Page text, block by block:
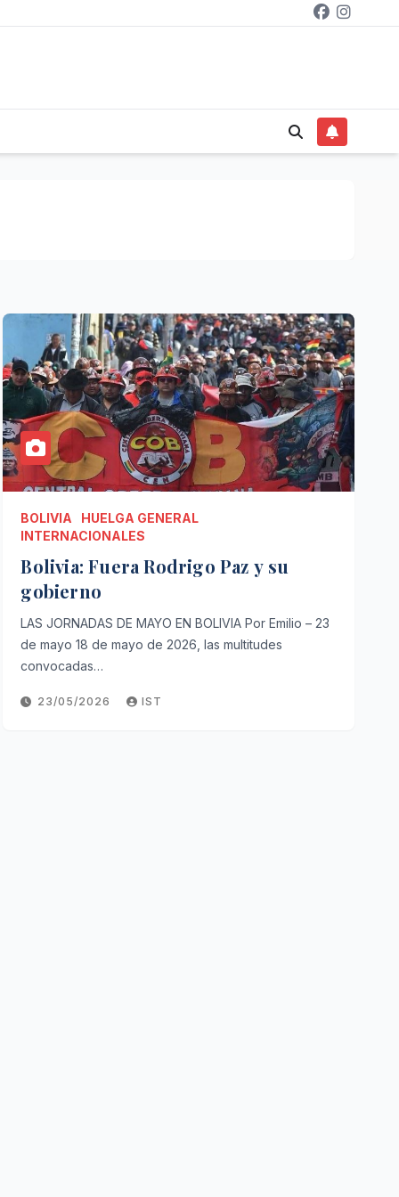
BOLIVIA
HUELGA GENERAL
INTERNACIONALES
Bolivia: Fuera Rodrigo Paz y su
gobierno
LAS JORNADAS DE MAYO EN BOLIVIA Por Emilio – 23
de mayo 18 de mayo de 2026, las multitudes
convocadas…
23/05/2026 IST